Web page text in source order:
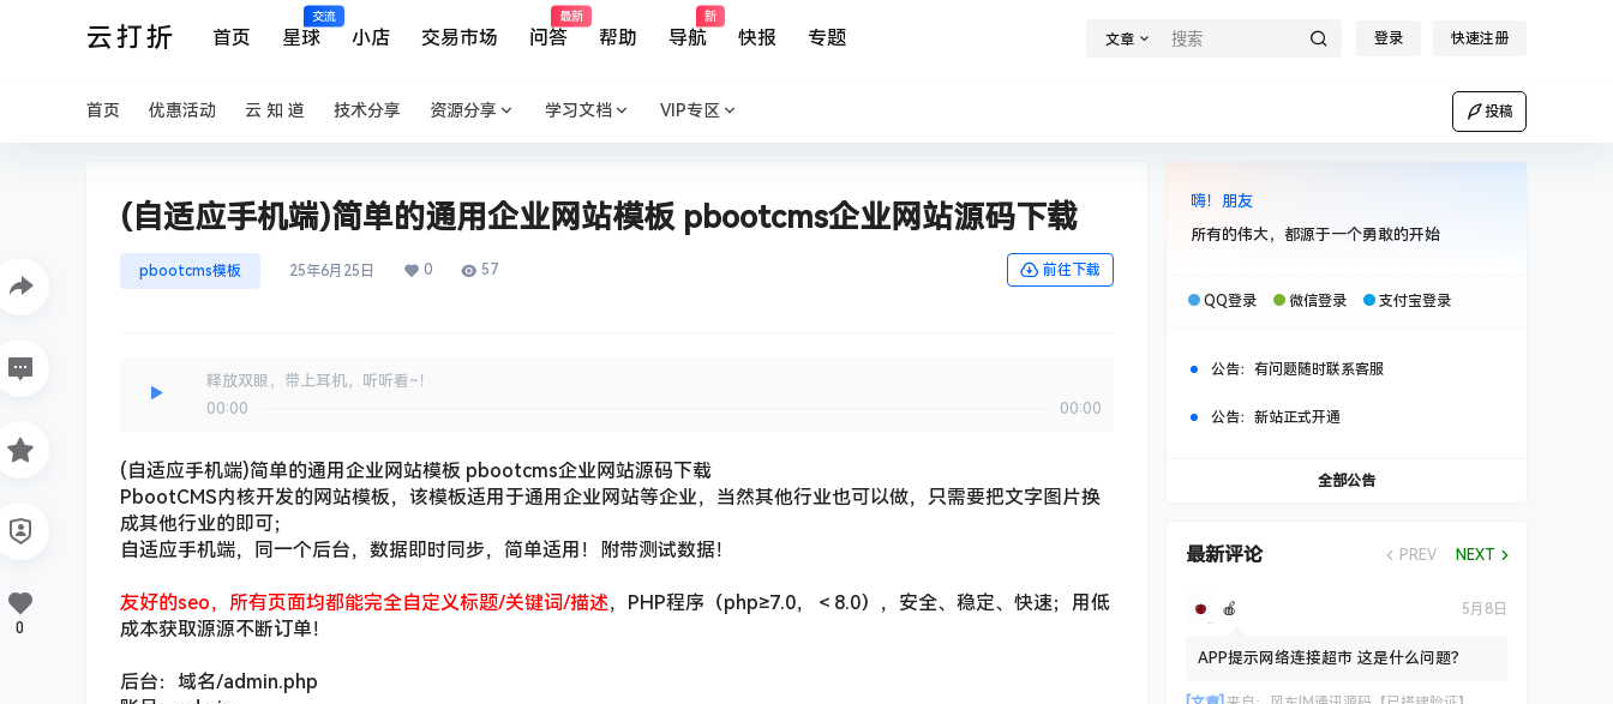
云打折 首页 星球
交流
小店 交易市场 问答
最新
帮助 导航
新
快报 专题 文章 登录 快速注册
首页 优惠活动 云 知 道 技术分享 资源分享 学习文档 VIP专区 投稿
(自适应手机端)简单的通用企业网站模板 pbootcms企业网站源码下载
pbootcms模板 25年6月25日 0 57 前往下载
释放双眼，带上耳机，听听看~！
00:00
00:00
(自适应手机端)简单的通用企业网站模板 pbootcms企业网站源码下载
PbootCMS内核开发的网站模板，该模板适用于通用企业网站等企业，当然其他行业也可以做，只需要把文字图片换
成其他行业的即可；
自适应手机端，同一个后台，数据即时同步，简单适用！附带测试数据！
友好的seo，所有页面均都能完全自定义标题/关键词/描述，PHP程序（php≥7.0，＜8.0），安全、稳定、快速；用低
成本获取源源不断订单！
后台：域名/admin.php
0
嗨！朋友
所有的伟大，都源于一个勇敢的开始
QQ登录 微信登录 支付宝登录
公告： 有问题随时联系客服
公告： 新站正式开通
全部公告
最新评论 PREV NEXT
🍎 5月8日
APP提示网络连接超市 这是什么问题？